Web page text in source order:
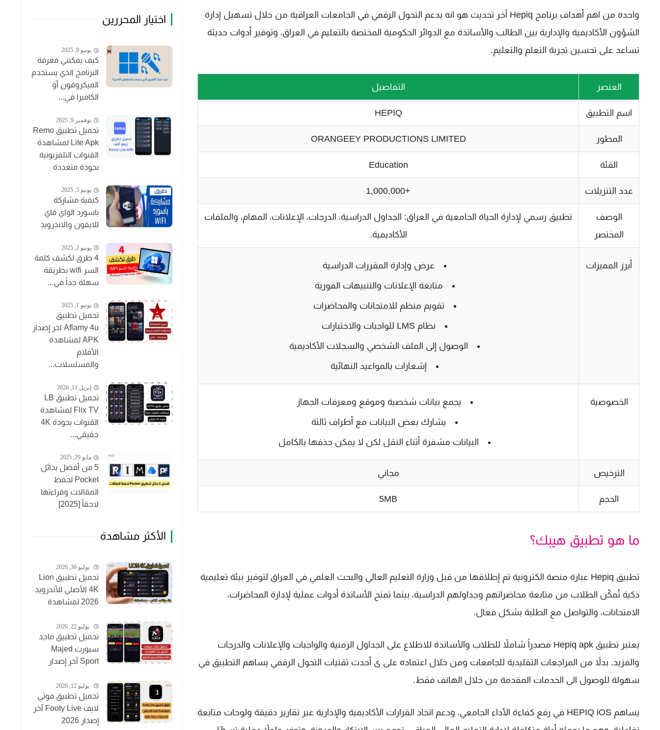
واحده من اهم أهداف برنامج Hepiq آخر تحديث هو انه يدعم التحول الرقمي في الجامعات العراقية من خلال تسهيل إدارة
الشؤون الأكاديمية والإدارية بين الطالب والأساتذة مع الدوائر الحكومية المختصة بالتعليم في العراق، وتوفير أدوات حديثة
تساعد على تحسين تجربة التعلم والتعليم.
العنصر التفاصيل
اسم التطبيق HEPIQ
المطور ORANGEEY PRODUCTIONS LIMITED
الفئة Education
عدد التنزيلات +1,000,000
الوصف
المختصر
تطبيق رسمي لإدارة الحياة الجامعية في العراق: الجداول الدراسية، الدرجات، الإعلانات، المهام، والملفات
الأكاديمية.
أبرز المميزات عرض وإدارة المقررات الدراسية
متابعة الإعلانات والتنبيهات الفورية
تقويم منظم للامتحانات والمحاضرات
نظام LMS للواجبات والاختبارات
الوصول إلى الملف الشخصي والسجلات الأكاديمية
إشعارات بالمواعيد النهائية
الخصوصية يجمع بيانات شخصية وموقع ومعرفات الجهاز
يشارك بعض البيانات مع أطراف ثالثة
البيانات مشفرة أثناء النقل لكن لا يمكن حذفها بالكامل
الترخيص مجاني
الحجم 5MB
ما هو تطبيق هيبك؟
تطبيق Hepiq عبارة منصة الكترونية تم إطلاقها من قبل وزارة التعليم العالي والبحث العلمي في العراق لتوفير بيئة تعليمية
ذكية تُمكّن الطلاب من متابعة محاضراتهم وجداولهم الدراسية، بينما تمنح الأساتذة أدوات عملية لإدارة المحاضرات،
الامتحانات، والتواصل مع الطلبة بشكل فعال.
يعتبر تطبيق Hepiq apk مصدراً شاملاً للطلاب والأساتذة للاطلاع على الجداول الزمنية والواجبات والإعلانات والدرجات
والمزيد. بدلاً من المراجعات التقليدية للجامعات ومن خلال اعتماده على ى أحدث تقنيات التحول الرقمي يساهم التطبيق في
سهولة للوصول الى الخدمات المقدمة من خلال الهاتف فقط.
يساهم HEPIQ iOS في رفع كفاءة الأداء الجامعي، ودعم اتخاذ القرارات الأكاديمية والإدارية عبر تقارير دقيقة ولوحات متابعة
اختيار المحررين
يونيو 8, 2025
كيف يمكنني معرفة
البرنامج الذي يستخدم
الميكروفون أو
الكاميرا في...
نوفمبر 9, 2025
تحميل تطبيق Remo
Lite Apk لمشاهدة
القنوات التلفزيونية
بجودة متعددة
يونيو 5, 2025
كيفية مشاركة
باسورد الواي فاي
للايفون والاندرويد
يونيو 2, 2025
4 طرق لكشف كلمة
السر wifi بطريقة
سهلة جداً في...
يونيو 1, 2025
تحميل تطبيق
Aflamy 4u اخر إصدار
APK لمشاهدة
الأفلام
والمسلسلات...
إبريل 11, 2026
تحميل تطبيق LB
Flix TV لمشاهدة
القنوات بجودة 4K
حقيقي...
مايو 29, 2025
5 من أفضل بدائل
Pocket لحفظ
المقالات وقراءتها
لاحقاً [2025]
الأكثر مشاهدة
يوليو 30, 2026
تحميل تطبيق Lion
4K الأصلي للأندرويد
2026 لمشاهدة
مجاناًيوليو 22, 2026
تحميل تطبيق ماجد
سبورت Majed
Sport آخر إصدار
المباريات مجاناً
يوليو 12, 2026
تحميل تطبيق فوتي
لايف Footy Live آخر
إصدار 2026